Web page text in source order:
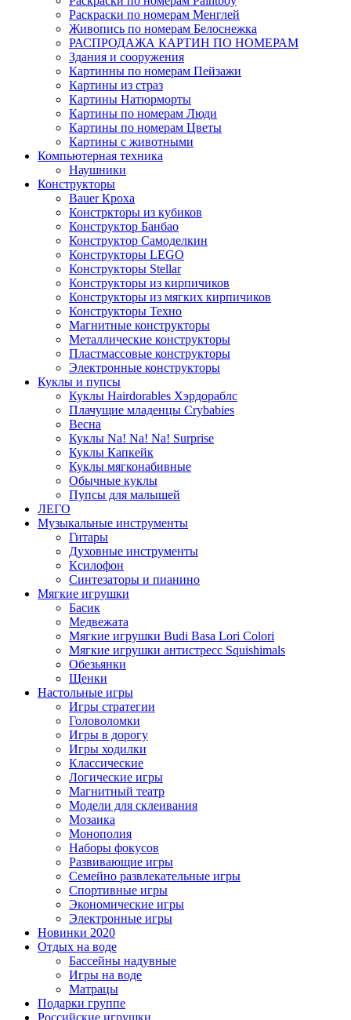
Раскраски по номерам Менглей
Живопись по номерам Белоснежка
РАСПРОДАЖА КАРТИН ПО НОМЕРАМ
Здания и сооружения
Картинны по номерам Пейзажи
Картины из страз
Картины Натюрморты
Картины по номерам Люди
Картины по номерам Цветы
Картины с животными
Компьютерная техника
Наушники
Конструкторы
Bauer Кроха
Констркторы из кубиков
Конструктор Банбао
Конструктор Самоделкин
Конструкторы LEGO
Конструкторы Stellar
Конструкторы из кирпичиков
Конструкторы из мягких кирпичиков
Конструкторы Техно
Магнитные конструкторы
Металлические конструкторы
Пластмассовые конструкторы
Электронные конструкторы
Куклы и пупсы
Куклы Hairdorables Хэрдораблс
Плачущие младенцы Crybabies
Весна
Куклы Na! Na! Na! Surprise
Куклы Капкейк
Куклы мягконабивные
Обычные куклы
Пупсы для малышей
ЛЕГО
Музыкальные инструменты
Гитары
Духовные инструменты
Ксилофон
Синтезаторы и пианино
Мягкие игрушки
Басик
Медвежата
Мягкие игрушки Budi Basa Lori Colori
Мягкие игрушки антистресс Squishimals
Обезьянки
Щенки
Настольные игры
Игры стратегии
Головоломки
Игры в дорогу
Игры ходилки
Классические
Логические игры
Магнитный театр
Модели для склеивания
Мозаика
Монополия
Наборы фокусов
Развивающие игры
Семейно развлекательные игры
Спортивные игры
Экономические игры
Электронные игры
Новинки 2020
Отдых на воде
Бассейны надувные
Игры на воде
Матрацы
Подарки группе
Российские игрушки